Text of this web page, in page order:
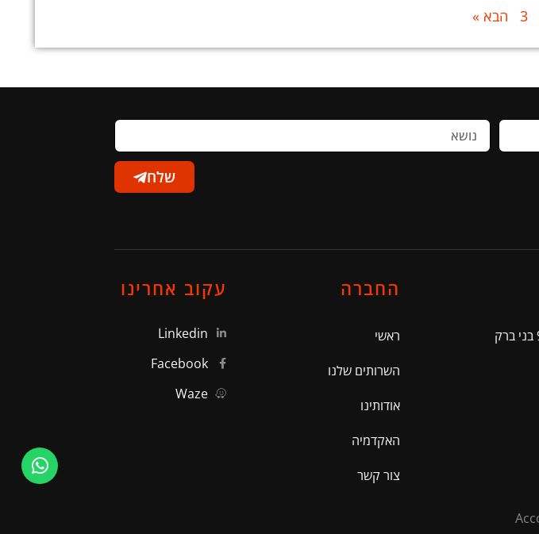
3 הבא »
שלח
החברה
ראשי
השרותים שלנו
אודותינו
האקדמיה
צור קשר
עקוב אחרינו
Linkedin
Facebook
Waze